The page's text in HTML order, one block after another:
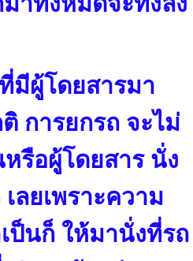
ยสารมา
การยกรถ จะไม่
รือผู้โดยสาร นั่ง
เลยเพราะความ
ป็นก็ ให้มานั่งที่รถ